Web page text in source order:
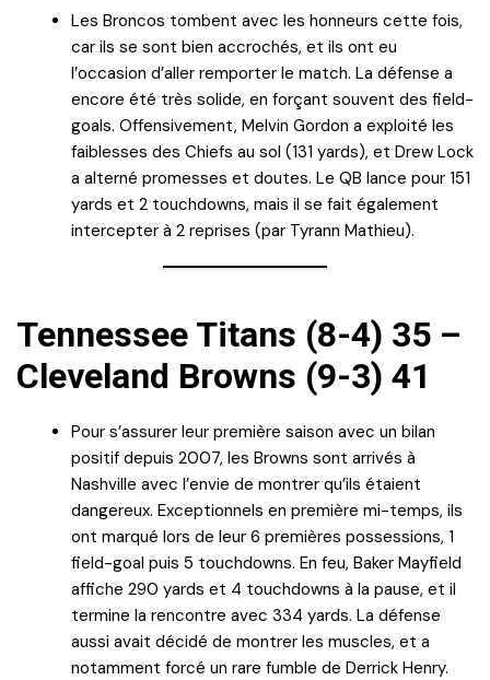
Les Broncos tombent avec les honneurs cette fois,
car ils se sont bien accrochés, et ils ont eu
l’occasion d’aller remporter le match. La défense a
encore été très solide, en forçant souvent des field-
goals. Offensivement, Melvin Gordon a exploité les
faiblesses des Chiefs au sol (131 yards), et Drew Lock
a alterné promesses et doutes. Le QB lance pour 151
yards et 2 touchdowns, mais il se fait également
intercepter à 2 reprises (par Tyrann Mathieu).
Tennessee Titans (8-4) 35 –
Cleveland Browns (9-3) 41
Pour s’assurer leur première saison avec un bilan
positif depuis 2007, les Browns sont arrivés à
Nashville avec l’envie de montrer qu’ils étaient
dangereux. Exceptionnels en première mi-temps, ils
ont marqué lors de leur 6 premières possessions, 1
field-goal puis 5 touchdowns. En feu, Baker Mayfield
affiche 290 yards et 4 touchdowns à la pause, et il
termine la rencontre avec 334 yards. La défense
aussi avait décidé de montrer les muscles, et a
notamment forcé un rare fumble de Derrick Henry.